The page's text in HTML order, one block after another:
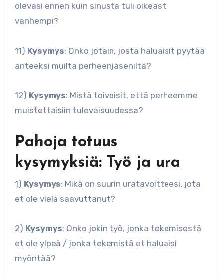
olevasi ennen kuin sinusta tuli oikeasti
vanhempi?
11) Kysymys: Onko jotain, josta haluaisit pyytää
anteeksi muilta perheenjäseniltä?
12) Kysymys: Mistä toivoisit, että perheemme
muistettaisiin tulevaisuudessa?
Pahoja totuus
kysymyksiä: Työ ja ura
1) Kysymys: Mikä on suurin uratavoitteesi, jota
et ole vielä saavuttanut?
2) Kysymys: Onko jokin työ, jonka tekemisestä
et ole ylpeä / jonka tekemistä et haluaisi
myöntää?